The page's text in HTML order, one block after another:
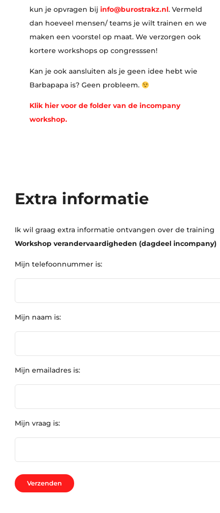
kun je opvragen bij info@burostrakz.nl. Vermeld
dan hoeveel mensen/ teams je wilt trainen en we
maken een voorstel op maat. We verzorgen ook
kortere workshops op congresssen!
Kan je ook aansluiten als je geen idee hebt wie
Barbapapa is? Geen probleem.
Klik hier voor de folder van de incompany
workshop.
Extra informatie
Ik wil graag extra informatie ontvangen over de training
Workshop verandervaardigheden (dagdeel incompany)
Mijn telefoonnummer is:
Mijn naam is:
Mijn emailadres is:
Mijn vraag is: